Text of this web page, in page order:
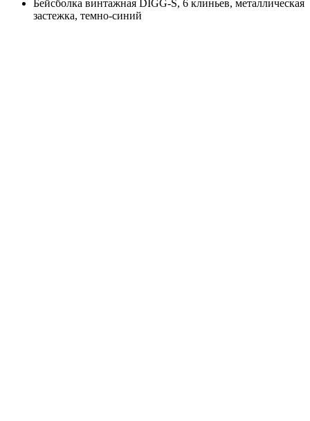
Бейсболка винтажная DIGG-S, 6 клиньев, металлическая
застежка, темно-синий